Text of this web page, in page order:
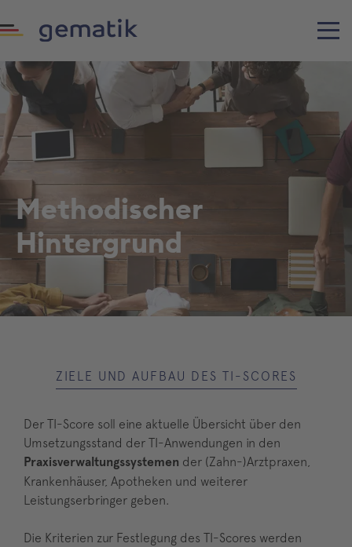
Methodischer
Hintergrund
ZIELE UND AUFBAU DES TI-SCORES
Der TI-Score soll eine aktuelle Übersicht über den
Umsetzungsstand der TI-Anwendungen in den
Praxisverwaltungssystemen der (Zahn-)Arztpraxen,
Krankenhäuser, Apotheken und weiterer
Leistungserbringer geben.
Die Kriterien zur Festlegung des TI-Scores werden